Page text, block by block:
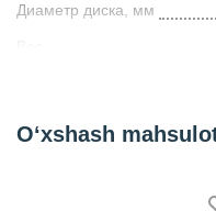
Диаметр диска, мм
O‘xshash